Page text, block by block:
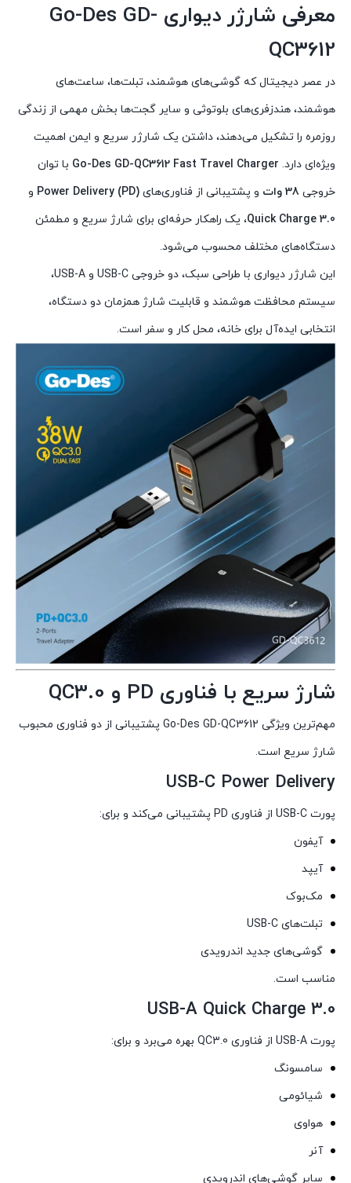
معرفی شارژر دیواری Go-Des GD-
QC3612
در عصر دیجیتال که گوشی‌های هوشمند، تبلت‌ها، ساعت‌های
هوشمند، هندزفری‌های بلوتوثی و سایر گجت‌ها بخش مهمی از زندگی
روزمره را تشکیل می‌دهند، داشتن یک شارژر سریع و ایمن اهمیت
ویژه‌ای دارد. Go-Des GD-QC3612 Fast Travel Charger با توان
خروجی 38 وات و پشتیبانی از فناوری‌های Power Delivery (PD) و
Quick Charge 3.0، یک راهکار حرفه‌ای برای شارژ سریع و مطمئن
دستگاه‌های مختلف محسوب می‌شود.
این شارژر دیواری با طراحی سبک، دو خروجی USB-C و USB-A،
سیستم محافظت هوشمند و قابلیت شارژ همزمان دو دستگاه،
انتخابی ایده‌آل برای خانه، محل کار و سفر است.
شارژ سریع با فناوری PD و QC3.0
مهم‌ترین ویژگی Go-Des GD-QC3612 پشتیبانی از دو فناوری محبوب
شارژ سریع است.
USB-C Power Delivery
پورت USB-C از فناوری PD پشتیبانی می‌کند و برای:
آیفون
آیپد
مک‌بوک
تبلت‌های USB-C
گوشی‌های جدید اندرویدی
مناسب است.
USB-A Quick Charge 3.0
پورت USB-A از فناوری QC3.0 بهره می‌برد و برای:
سامسونگ
شیائومی
هواوی
آنر
سایر گوشی‌های اندرویدی